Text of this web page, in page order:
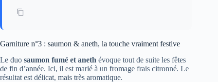
Garniture n°3 : saumon & aneth, la touche vraiment festive
Le duo saumon fumé et aneth évoque tout de suite les fêtes
de fin d’année. Ici, il est marié à un fromage frais citronné. Le
résultat est délicat, mais très aromatique.